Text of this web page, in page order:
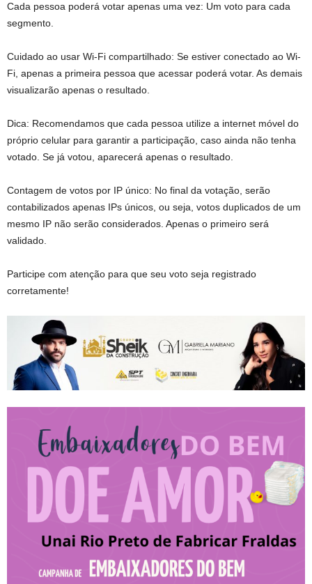
Cada pessoa poderá votar apenas uma vez: Um voto para cada
segmento.
Cuidado ao usar Wi-Fi compartilhado: Se estiver conectado ao Wi-
Fi, apenas a primeira pessoa que acessar poderá votar. As demais
visualizarão apenas o resultado.
Dica: Recomendamos que cada pessoa utilize a internet móvel do
próprio celular para garantir a participação, caso ainda não tenha
votado. Se já votou, aparecerá apenas o resultado.
Contagem de votos por IP único: No final da votação, serão
contabilizados apenas IPs únicos, ou seja, votos duplicados de um
mesmo IP não serão considerados. Apenas o primeiro será
validado.
Participe com atenção para que seu voto seja registrado
corretamente!